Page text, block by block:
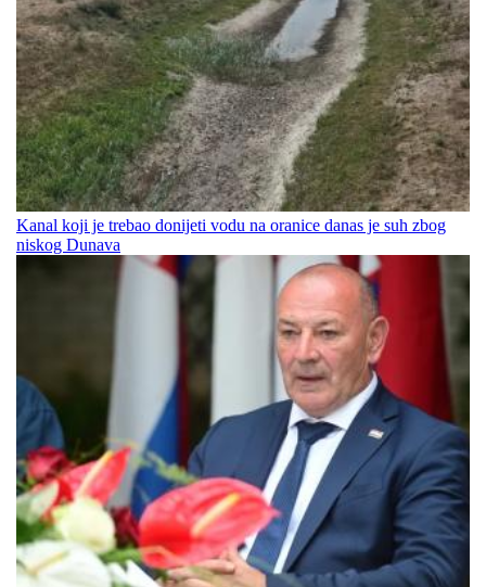
Kanal koji je trebao donijeti vodu na oranice danas je suh zbog
niskog Dunava